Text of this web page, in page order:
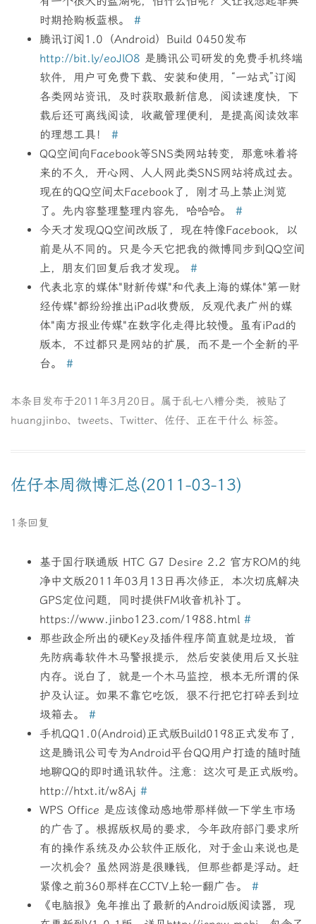
时期抢购板蓝根。#
腾讯订阅1.0（Android）Build 0450发布
http://bit.ly/eoJlO8 是腾讯公司研发的免费手机终端
软件，用户可免费下载、安装和使用，“一站式”订阅
各类网站资讯，及时获取最新信息，阅读速度快，下
载后还可离线阅读，收藏管理便利，是提高阅读效率
的理想工具！#
QQ空间向Facebook等SNS类网站转变，那意味着将
来的不久，开心网、人人网此类SNS网站将成过去。
现在的QQ空间太Facebook了，刚才马上禁止浏览
了。先内容整理整理内容先，哈哈哈。#
今天才发现QQ空间改版了，现在特像Facebook，以
前是从不同的。只是今天它把我的微博同步到QQ空间
上，朋友们回复后我才发现。#
代表北京的媒体"财新传媒"和代表上海的媒体"第一财
经传媒"都纷纷推出iPad收费版，反观代表广州的媒
体"南方报业传媒"在数字化走得比较慢。虽有iPad的
版本，不过都只是网站的扩展，而不是一个全新的平
台。#
本条目发布于2011年3月20日 。属于乱七八糟分类，被贴了
huangjinbo、 tweets、 Twitter、 佐仔、 正在干什么 标签。
佐仔本周微博汇总(2011-03-13)
1条回复
基于国行联通版 HTC G7 Desire 2.2 官方ROM的纯
净中文版2011年03月13日再次修正，本次切底解决
GPS定位问题，同时提供FM收音机补丁。
https://www.jinbo123.com/1988.html#
那些政企所出的硬Key及插件程序简直就是垃圾，首
先防病毒软件木马警报提示，然后安装使用后又长驻
内存。说白了，就是一个木马监控，根本无所谓的保
护及认证。如果不靠它吃饭，狠不行把它打碎丢到垃
圾箱去。#
手机QQ1.0(Android)正式版Build0198正式发布了，
这是腾讯公司专为Android平台QQ用户打造的随时随
地聊QQ的即时通讯软件。注意：这次可是正式版哟。
http://htxt.it/w8Aj#
WPS Office 是应该像动感地带那样做一下学生市场
的广告了。根据版权局的要求，今年政府部门要求所
有的操作系统及办公软件正版化，对于金山来说也是
一次机会？虽然网游是很赚钱，但那些都是浮动。赶
紧像之前360那样在CCTV上轮一翻广告。#
《电脑报》兔年推出了最新的Android版阅读器，现